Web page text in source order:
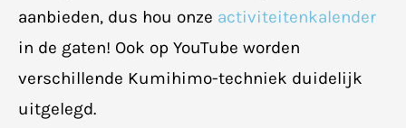
aanbieden, dus hou onze activiteitenkalender
in de gaten! Ook op YouTube worden
verschillende Kumihimo-techniek duidelijk
uitgelegd.